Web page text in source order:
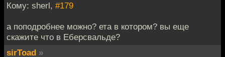
Кому: sherl, #179
а поподробнее можно? ета в котором? вы еще
скажите что в Еберсвальде?
sirToad »